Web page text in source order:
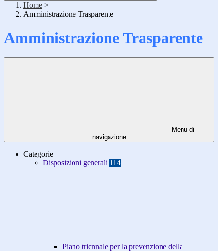
Home >
Amministrazione Trasparente
Amministrazione Trasparente
Menu di
navigazione
Categorie
Disposizioni generali 114
Piano triennale per la prevenzione della